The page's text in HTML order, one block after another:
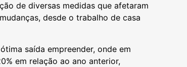
de diversas medidas que afetaram
desde o trabalho de casa
saída empreender, onde em
em relação ao ano anterior,